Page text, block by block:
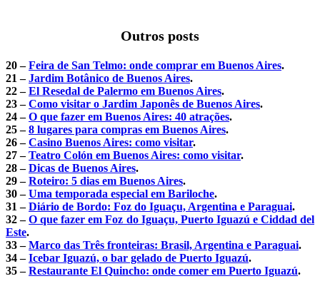
Outros posts
20 –Feira de San Telmo: onde comprar em Buenos Aires.
21 –Jardim Botânico de Buenos Aires.
22 –El Resedal de Palermo em Buenos Aires.
23 –Como visitar o Jardim Japonês de Buenos Aires.
24 –O que fazer em Buenos Aires: 40 atrações.
25 –8 lugares para compras em Buenos Aires.
26 –Casino Buenos Aires: como visitar.
27 –Teatro Colón em Buenos Aires: como visitar.
28 –Dicas de Buenos Aires.
29 –Roteiro: 5 dias em Buenos Aires.
30 –Uma temporada especial em Bariloche.
31 –Diário de Bordo: Foz do Iguaçu, Argentina e Paraguai.
32 –O que fazer em Foz do Iguaçu, Puerto Iguazú e Ciddad del
Este.
33 –Marco das Três fronteiras: Brasil, Argentina e Paraguai.
34 –Icebar Iguazú, o bar gelado de Puerto Iguazú.
35 –Restaurante El Quincho: onde comer em Puerto Iguazú.